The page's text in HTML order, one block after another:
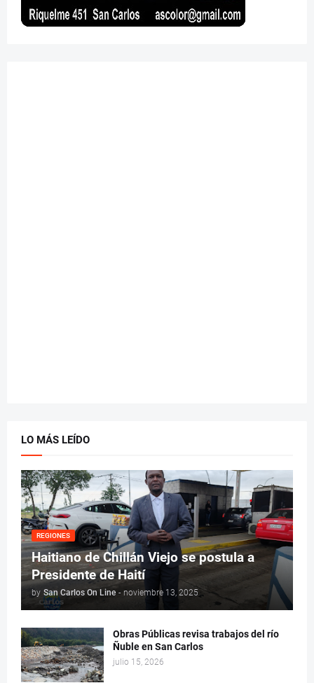
LO MÁS LEÍDO
REGIONES
Haitiano de Chillán Viejo se postula a
Presidente de Haití
by San Carlos On Line - noviembre 13, 2025
Obras Públicas revisa trabajos del río
Ñuble en San Carlos
julio 15, 2026